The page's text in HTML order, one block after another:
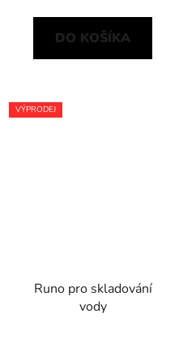
DO KOŠÍKA
VÝPRODEJ
Runo pro skladování
vody